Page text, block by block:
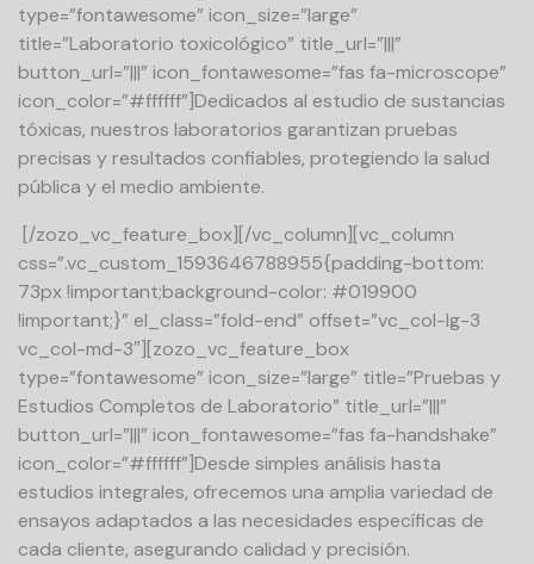
type=”fontawesome” icon_size=”large”
title=”Laboratorio toxicológico” title_url=”|||”
button_url=”|||” icon_fontawesome=”fas fa-microscope”
icon_color=”#ffffff”]Dedicados al estudio de sustancias
tóxicas, nuestros laboratorios garantizan pruebas
precisas y resultados confiables, protegiendo la salud
pública y el medio ambiente.
[/zozo_vc_feature_box][/vc_column][vc_column
css=”.vc_custom_1593646788955{padding-bottom:
73px !important;background-color: #019900
!important;}” el_class=”fold-end” offset=”vc_col-lg-3
vc_col-md-3″][zozo_vc_feature_box
type=”fontawesome” icon_size=”large” title=”Pruebas y
Estudios Completos de Laboratorio” title_url=”|||”
button_url=”|||” icon_fontawesome=”fas fa-handshake”
icon_color=”#ffffff”]Desde simples análisis hasta
estudios integrales, ofrecemos una amplia variedad de
ensayos adaptados a las necesidades específicas de
cada cliente, asegurando calidad y precisión.